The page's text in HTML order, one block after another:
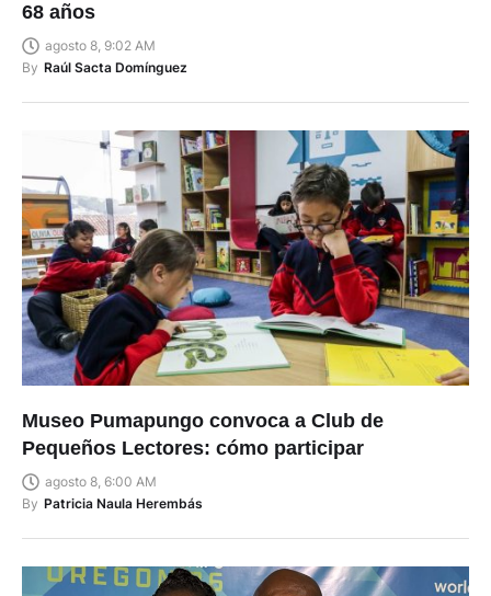
68 años
agosto 8, 9:02 AM
By Raúl Sacta Domínguez
Museo Pumapungo convoca a Club de
Pequeños Lectores: cómo participar
agosto 8, 6:00 AM
By Patricia Naula Herembás